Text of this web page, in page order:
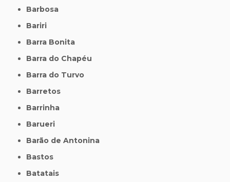
Barbosa
Bariri
Barra Bonita
Barra do Chapéu
Barra do Turvo
Barretos
Barrinha
Barueri
Barão de Antonina
Bastos
Batatais